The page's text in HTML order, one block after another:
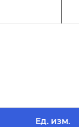
Ед. изм.